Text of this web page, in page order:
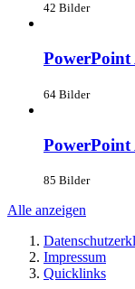
42 Bilder
PowerPoint
64 Bilder
PowerPoint
85 Bilder
Alle anzeigen
Impressum
Quicklinks